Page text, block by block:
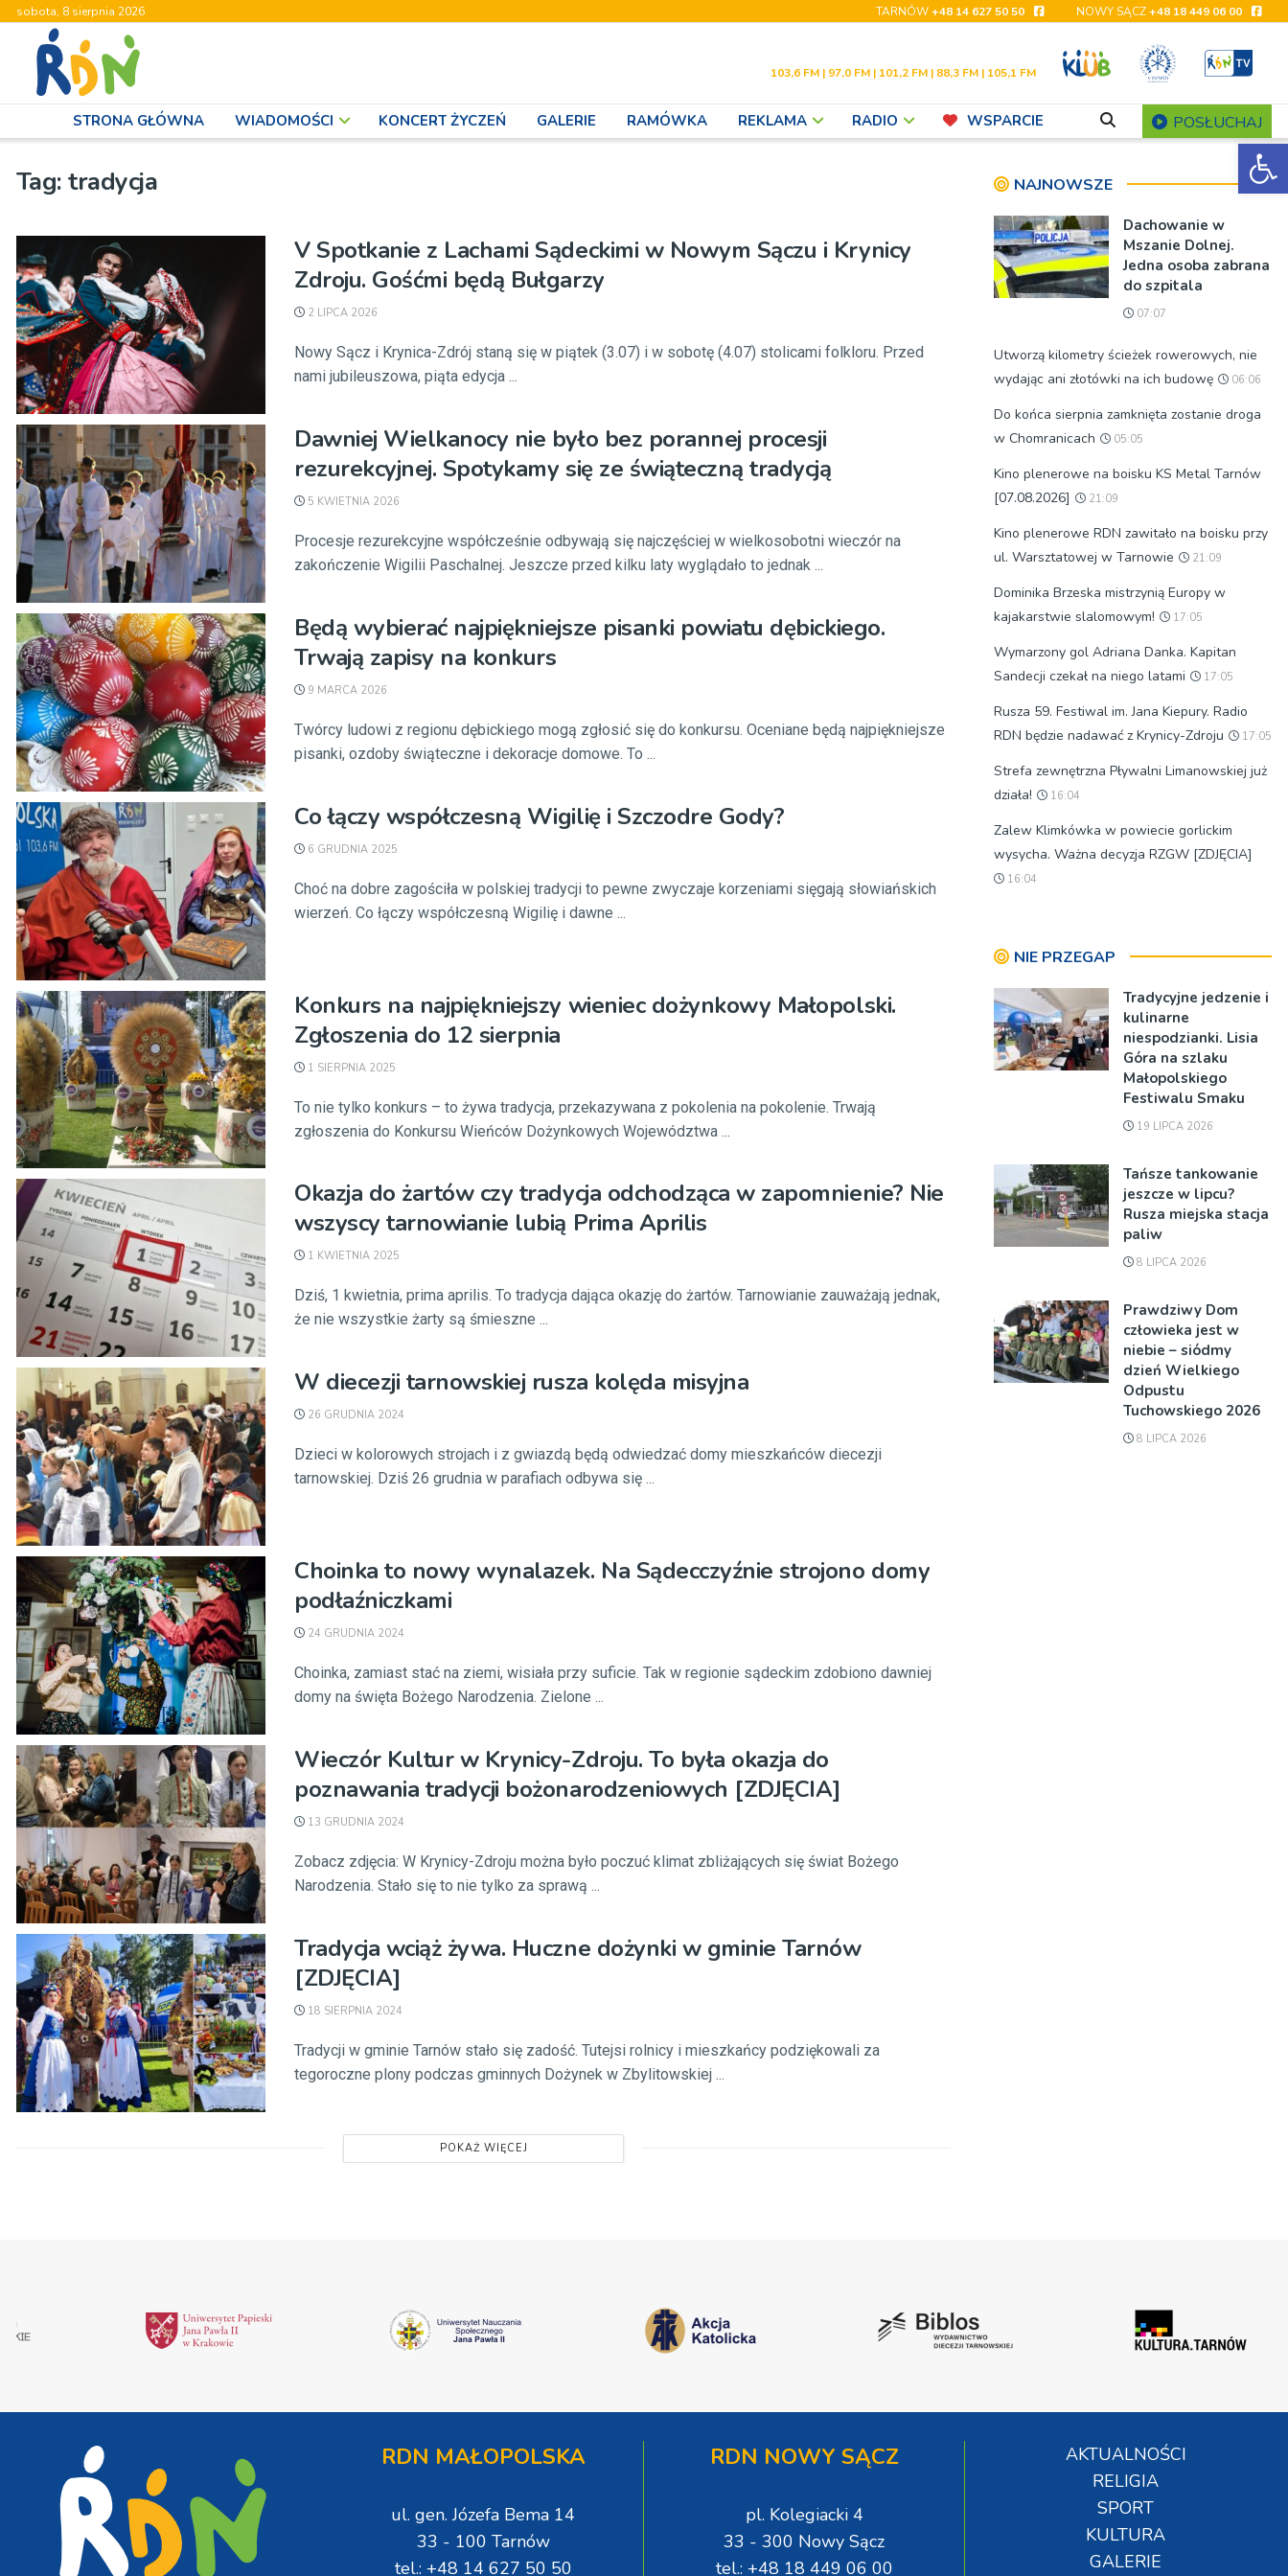
sobota, 8 sierpnia 2026 TARNÓW+48 14 627 50 50 NOWY SĄCZ+48 18 449 06 00
103,6 FM | 97,0 FM | 101,2 FM | 88,3 FM | 105,1 FM
STRONA GŁÓWNA WIADOMOŚCI KONCERT ŻYCZEŃ GALERIE RAMÓWKA REKLAMA RADIO WSPARCIE POSŁUCHAJ
Tag:tradycja
V Spotkanie z Lachami Sądeckimi w Nowym Sączu i Krynicy
Zdroju. Gośćmi będą Bułgarzy
2 LIPCA 2026
Nowy Sącz i Krynica-Zdrój staną się w piątek (3.07) i w sobotę (4.07) stolicami folkloru. Przed
nami jubileuszowa, piąta edycja ...
Dawniej Wielkanocy nie było bez porannej procesji
rezurekcyjnej. Spotykamy się ze świąteczną tradycją
5 KWIETNIA 2026
Procesje rezurekcyjne współcześnie odbywają się najczęściej w wielkosobotni wieczór na
zakończenie Wigilii Paschalnej. Jeszcze przed kilku laty wyglądało to jednak ...
Będą wybierać najpiękniejsze pisanki powiatu dębickiego.
Trwają zapisy na konkurs
9 MARCA 2026
Twórcy ludowi z regionu dębickiego mogą zgłosić się do konkursu. Oceniane będą najpiękniejsze
pisanki, ozdoby świąteczne i dekoracje domowe. To ...
Co łączy współczesną Wigilię i Szczodre Gody?
6 GRUDNIA 2025
Choć na dobre zagościła w polskiej tradycji to pewne zwyczaje korzeniami sięgają słowiańskich
wierzeń. Co łączy współczesną Wigilię i dawne ...
Konkurs na najpiękniejszy wieniec dożynkowy Małopolski.
Zgłoszenia do 12 sierpnia
1 SIERPNIA 2025
To nie tylko konkurs – to żywa tradycja, przekazywana z pokolenia na pokolenie. Trwają
zgłoszenia do Konkursu Wieńców Dożynkowych Województwa ...
Okazja do żartów czy tradycja odchodząca w zapomnienie? Nie
wszyscy tarnowianie lubią Prima Aprilis
1 KWIETNIA 2025
Dziś, 1 kwietnia, prima aprilis. To tradycja dająca okazję do żartów. Tarnowianie zauważają jednak,
że nie wszystkie żarty są śmieszne ...
W diecezji tarnowskiej rusza kolęda misyjna
26 GRUDNIA 2024
Dzieci w kolorowych strojach i z gwiazdą będą odwiedzać domy mieszkańców diecezji
tarnowskiej. Dziś 26 grudnia w parafiach odbywa się ...
Choinka to nowy wynalazek. Na Sądecczyźnie strojono domy
podłaźniczkami
24 GRUDNIA 2024
Choinka, zamiast stać na ziemi, wisiała przy suficie. Tak w regionie sądeckim zdobiono dawniej
domy na święta Bożego Narodzenia. Zielone ...
Wieczór Kultur w Krynicy-Zdroju. To była okazja do
poznawania tradycji bożonarodzeniowych [ZDJĘCIA]
13 GRUDNIA 2024
Zobacz zdjęcia: W Krynicy-Zdroju można było poczuć klimat zbliżających się świat Bożego
Narodzenia. Stało się to nie tylko za sprawą ...
Tradycja wciąż żywa. Huczne dożynki w gminie Tarnów
[ZDJĘCIA]
18 SIERPNIA 2024
Tradycji w gminie Tarnów stało się zadość. Tutejsi rolnicy i mieszkańcy podziękowali za
tegoroczne plony podczas gminnych Dożynek w Zbylitowskiej ...
POKAŻ WIĘCEJ
NAJNOWSZE
Dachowanie w
Mszanie Dolnej.
Jedna osoba zabrana
do szpitala
07:07
Utworzą kilometry ścieżek rowerowych, nie
wydając ani złotówki na ich budowę
06:06
Do końca sierpnia zamknięta zostanie droga
w Chomranicach
05:05
Kino plenerowe na boisku KS Metal Tarnów
[07.08.2026]
21:09
Kino plenerowe RDN zawitało na boisku przy
ul. Warsztatowej w Tarnowie
21:09
Dominika Brzeska mistrzynią Europy w
kajakarstwie slalomowym!
17:05
Wymarzony gol Adriana Danka. Kapitan
Sandecji czekał na niego latami
17:05
Rusza 59. Festiwal im. Jana Kiepury. Radio
RDN będzie nadawać z Krynicy-Zdroju
17:05
Strefa zewnętrzna Pływalni Limanowskiej już
działa!
16:04
Zalew Klimkówka w powiecie gorlickim
wysycha. Ważna decyzja RZGW [ZDJĘCIA]
16:04
NIE PRZEGAP
Tradycyjne jedzenie i
kulinarne
niespodzianki. Lisia
Góra na szlaku
Małopolskiego
Festiwalu Smaku
19 LIPCA 2026
Tańsze tankowanie
jeszcze w lipcu?
Rusza miejska stacja
paliw
8 LIPCA 2026
Prawdziwy Dom
człowieka jest w
niebie – siódmy
dzień Wielkiego
Odpustu
Tuchowskiego 2026
8 LIPCA 2026
RDN MAŁOPOLSKA
ul. gen. Józefa Bema 14
33 - 100 Tarnów
tel.: +48 14 627 50 50
RDN NOWY SĄCZ
pl. Kolegiacki 4
33 - 300 Nowy Sącz
tel.: +48 18 449 06 00
AKTUALNOŚCI
RELIGIA
SPORT
KULTURA
GALERIE